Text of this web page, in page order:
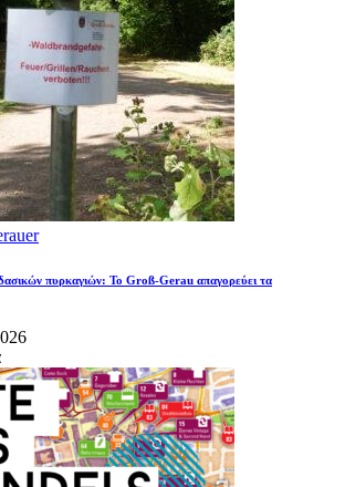
πυρκαγιών: Το Groß-Gerau απαγορεύει τα